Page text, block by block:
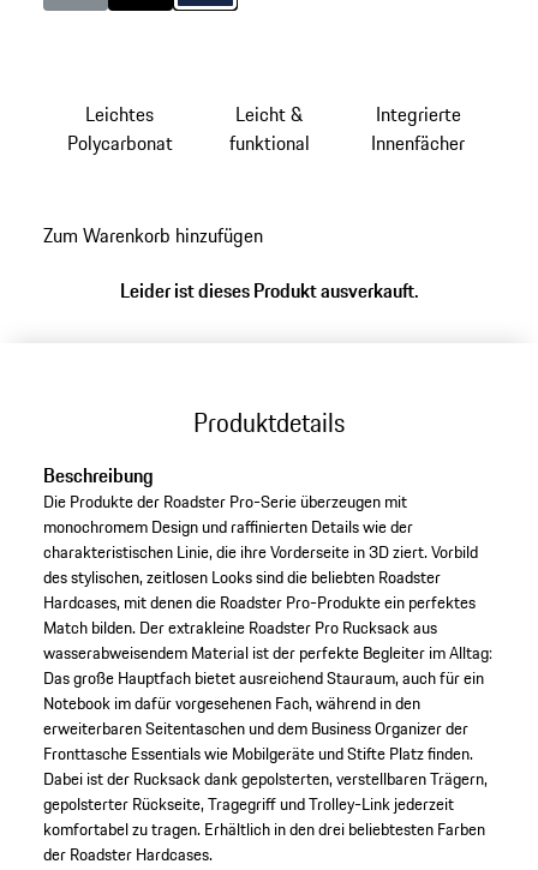
Leichtes
Polycarbonat
Leicht &
funktional
Integrierte
Innenfächer
Zum Warenkorb hinzufügen
Leider ist dieses Produkt ausverkauft.
Produktdetails
Beschreibung
Die Produkte der Roadster Pro-Serie überzeugen mit
monochromem Design und raffinierten Details wie der
charakteristischen Linie, die ihre Vorderseite in 3D ziert. Vorbild
des stylischen, zeitlosen Looks sind die beliebten Roadster
Hardcases, mit denen die Roadster Pro-Produkte ein perfektes
Match bilden. Der extrakleine Roadster Pro Rucksack aus
wasserabweisendem Material ist der perfekte Begleiter im Alltag:
Das große Hauptfach bietet ausreichend Stauraum, auch für ein
Notebook im dafür vorgesehenen Fach, während in den
erweiterbaren Seitentaschen und dem Business Organizer der
Fronttasche Essentials wie Mobilgeräte und Stifte Platz finden.
Dabei ist der Rucksack dank gepolsterten, verstellbaren Trägern,
gepolsterter Rückseite, Tragegriff und Trolley-Link jederzeit
komfortabel zu tragen. Erhältlich in den drei beliebtesten Farben
der Roadster Hardcases.